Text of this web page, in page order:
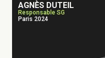
AGNÈS DUTEIL
Responsable SG
Paris 2024